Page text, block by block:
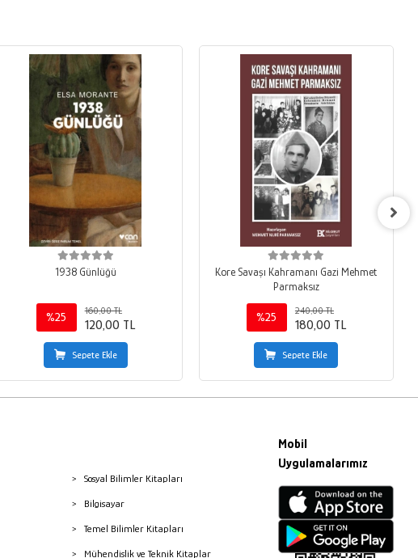
1938 Günlüğü
%25
160,00 TL
120,00 TL
Sepete Ekle
Kore Savaşı Kahramanı Gazi Mehmet
Parmaksız
%25
240,00 TL
180,00 TL
Sepete Ekle
Sosyal Bilimler Kitapları
Bilgisayar
Temel Bilimler Kitapları
Mühendislik ve Teknik Kitaplar
Mobil
Uygulamalarımız